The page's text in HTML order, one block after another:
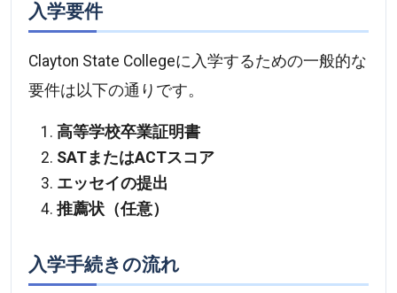
入学要件
Clayton State Collegeに入学するための一般的な
要件は以下の通りです。
高等学校卒業証明書
SATまたはACTスコア
エッセイの提出
推薦状（任意）
入学手続きの流れ